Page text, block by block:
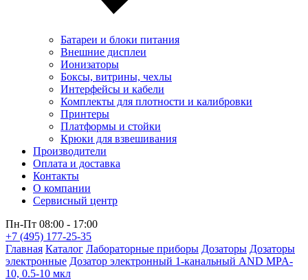
Батареи и блоки питания
Внешние дисплеи
Ионизаторы
Боксы, витрины, чехлы
Интерфейсы и кабели
Комплекты для плотности и калибровки
Принтеры
Платформы и стойки
Крюки для взвешивания
Производители
Оплата и доставка
Контакты
О компании
Сервисный центр
Пн-Пт 08:00 - 17:00
+7 (495) 177-25-35
Главная Каталог Лабораторные приборы Дозаторы Дозаторы
электронные Дозатор электронный 1-канальный AND MPA-
10, 0.5-10 мкл